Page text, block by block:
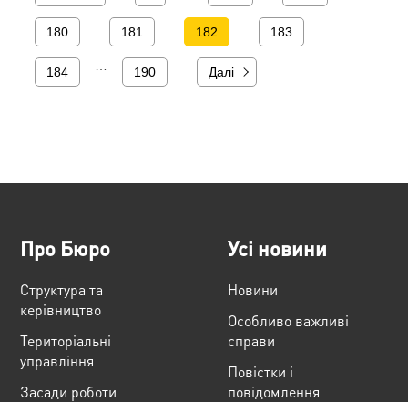
180 181 182 183
184 190 Далі
Про Бюро
Структура та
керівництво
Територіальні
управління
Засади роботи
Усі новини
Новини
Особливо важливі
справи
Повістки і
повідомлення